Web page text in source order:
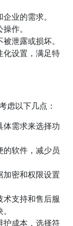
业的需求。
作。
泄露或损坏。
化设置，满足特
虑以下几点：
体需求来选择功
的软件，减少员
加密和权限设置
支持和售后服
护成本，选择符